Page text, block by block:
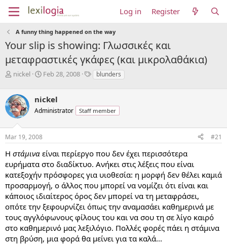
Log in Register
A funny thing happened on the way
Your slip is showing: Γλωσσικές και
μεταφραστικές γκάφες (και μικρολαθάκια)
T
e
a
d
s
t
a
r
t
e
r
nickel
S
r
t
a
e
Feb 28, 2008
Tblunders
nickel
Administrator Staff member
Mar 19, 2008 #21
Η στάμινα είναι περίεργο που δεν έχει περισσότερα
ευρήματα στο διαδίκτυο. Ανήκει στις λέξεις που είναι
κατεξοχήν πρόσφορες για υιοθεσία: η μορφή δεν θέλει καμιά
προσαρμογή, ο άλλος που μπορεί να νομίζει ότι είναι και
κάποιος ιδιαίτερος όρος δεν μπορεί να τη μεταφράσει,
οπότε την ξεφουρνίζει όπως την αναμασάει καθημερινά με
τους αγγλόφωνους φίλους του και να σου τη σε λίγο καιρό
στο καθημερινό μας λεξιλόγιο. Πολλές φορές πάει η στάμινα
στη βρύση, μια φορά θα μείνει για τα καλά...